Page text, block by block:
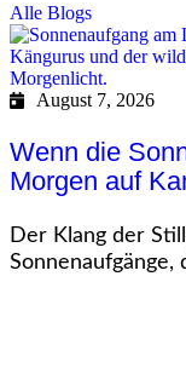
Alle Blogs
August 7, 2026
Wenn die
Morgen auf
Der Klang der
Sonnenaufgänge,